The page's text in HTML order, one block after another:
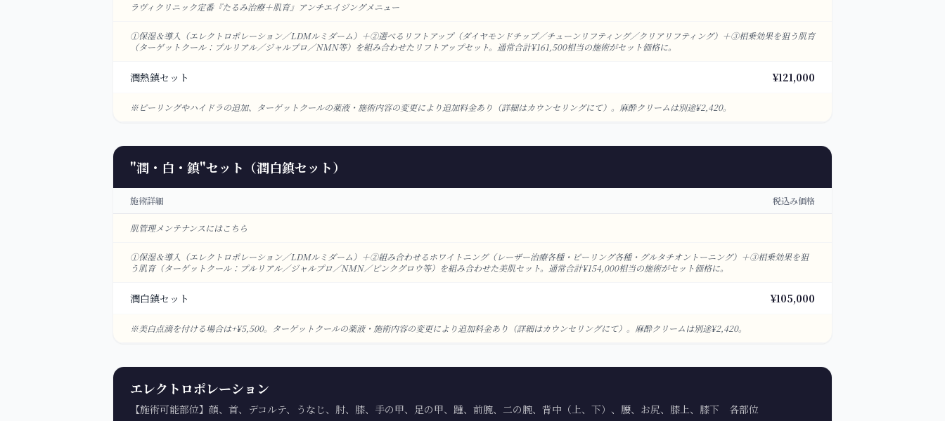
ラヴィクリニック定番『たるみ治療＋肌育』アンチエイジングメニュー
①保湿＆導入（エレクトロポレーション／LDMルミダーム）＋②選べるリフトアップ（ダイヤモンドチップ／チューンリフティング／クリアリフティング）＋③相乗効果を狙う肌育
（ターゲットクール：プルリアル／ジャルプロ／NMN等）を組み合わせたリフトアップセット。通常合計¥161,500相当の施術がセット価格に。
潤熱鎮セット ¥121,000
※ピーリングやハイドラの追加、ターゲットクールの薬液・施術内容の変更により追加料金あり（詳細はカウンセリングにて）。麻酔クリームは別途¥2,420。
"潤・白・鎮"セット（潤白鎮セット）
施術詳細 税込み価格
肌管理メンテナンスにはこちら
①保湿＆導入（エレクトロポレーション／LDMルミダーム）＋②組み合わせるホワイトニング（レーザー治療各種・ピーリング各種・グルタチオントーニング）＋③相乗効果を狙
う肌育（ターゲットクール：プルリアル／ジャルプロ／NMN／ピンクグロウ等）を組み合わせた美肌セット。通常合計¥154,000相当の施術がセット価格に。
潤白鎮セット ¥105,000
※美白点滴を付ける場合は+¥5,500。ターゲットクールの薬液・施術内容の変更により追加料金あり（詳細はカウンセリングにて）。麻酔クリームは別途¥2,420。
エレクトロポレーション
【施術可能部位】顔、首、デコルテ、うなじ、肘、膝、手の甲、足の甲、踵、前腕、二の腕、背中（上、下）、腰、お尻、膝上、膝下 各部位